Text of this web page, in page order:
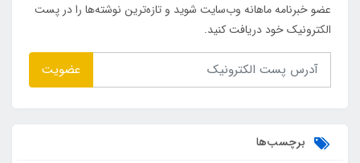
عضو خبرنامه ماهانه وب‌سایت شوید و تازه‌ترین نوشته‌ها را در پست
الکترونیک خود دریافت کنید.
عضویت
برچسب‌ها